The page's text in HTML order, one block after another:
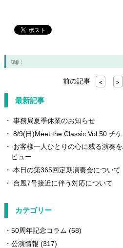
tag：
前の記事 < >
最新記事
事務局夏季休業のお知らせ
8/9(日)Meet the Classic Vol.50 チ
お客様一人ひとりの心に残る演奏
ビュー
本日の第365回定期演奏会について
台風7号接近に伴う対応について
カテゴリー
50周年記念コラム (68)
公演情報 (317)